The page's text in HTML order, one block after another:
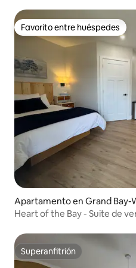
Favorito entre huéspedes
Favorito entre huéspedes
Apartamento en Grand Bay-
Heart of the Bay - Suite de
Superanfitrión
Superanfitrión